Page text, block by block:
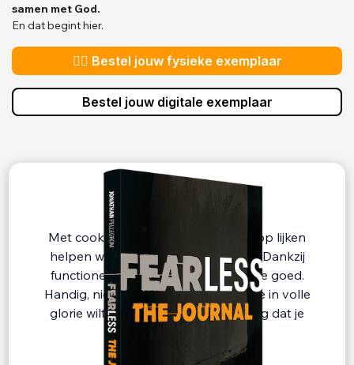
samen met God.
En dat begint hier.
👉🏻 Bestel jouw fysieke exemplaar
Bestel jouw digitale exemplaar
Met cookies en technieken die daarop lijken
helpen we je beter en persoonlijker. Dankzij
functionele cookies werkt de website goed.
Handig, nietwaar? Als je onze website in volle
glorie wilt gebruiken, dan is het nodig dat je
onze cookies accepteert